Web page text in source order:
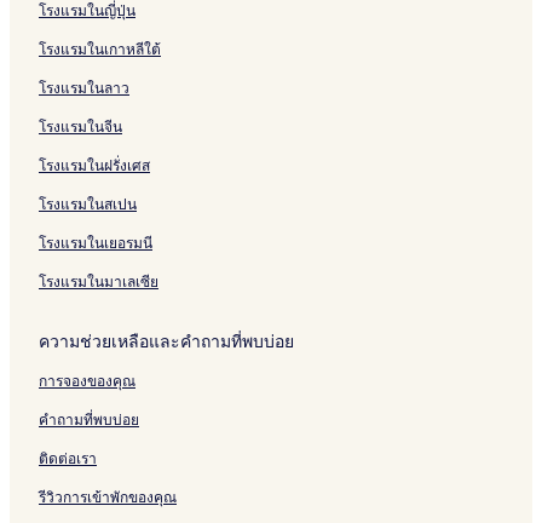
l
a
c
t
n
o
n
-
s
e
a
i
n
C
l
c
o
n
-
o
n
-
a
e
d
C
a
a
a
n
i
n
C
l
t
n
-
o
n
s
i
n
g
,
i
i
,
v
e
s
n
C
l
a
t
n
-
o
n
-
s
,
l
e
e
p
8
r
a
v
a
i
W
a
l
t
o
n
t
e
N
a
z
r
m
e
r
y
m
u
g
g
l
e
C
v
e
,
C
a
p
e
s
o
t
e
l
H
o
t
e
-
l
a
c
t
o
n
S
a
(
B
e
c
v
e
n
o
H
u
s
e
i
a
n
V
l
a
b
y
t
h
e
a
c
o
a
s
a
n
B
e
a
h
o
l
i
d
a
y
t
1
,
C
a
b
i
d
g
e
C
o
t
u
t
i
f
l
o
s
y
2
-
b
C
r
a
v
a
i
e
T
o
w
r
o
t
e
l
b
r
-
S
e
p
s
6
-
F
i
p
a
c
e
-
a
โรงแรมในญี่ปุ่น
โรงแรมในเกาหลีใต้
โรงแรมในลาว
โรงแรมในจีน
โรงแรมในฝรั่งเศส
โรงแรมในสเปน
โรงแรมในเยอรมนี
โรงแรมในมาเลเซีย
ความช่วยเหลือและคำถามที่พบบ่อย
การจองของคุณ
คำถามที่พบบ่อย
ติดต่อเรา
รีวิวการเข้าพักของคุณ